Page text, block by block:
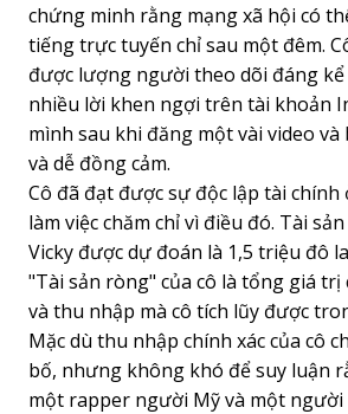
chứng minh rằng mạng xã hội có
tiếng trực tuyến chỉ sau một đêm.
được lượng người theo dõi đáng
nhiều lời khen ngợi trên tài khoản
mình sau khi đăng một vài video
và dễ đồng cảm.
Cô đã đạt được sự độc lập tài chính
làm việc chăm chỉ vì điều đó. Tài
Vicky được dự đoán là 1,5 triệu đô
"Tài sản ròng" của cô là tổng giá trị
và thu nhập mà cô tích lũy được
Mặc dù thu nhập chính xác của cô
bố, nhưng không khó để suy luận
một rapper người Mỹ và một